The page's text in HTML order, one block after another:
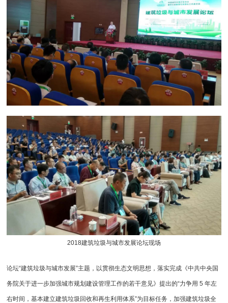
2018建筑垃圾与城市发展论坛现场
论坛“建筑垃圾与城市发展”主题，以贯彻生态文明思想，落实完成《中共中央国
务院关于进一步加强城市规划建设管理工作的若干意见》提出的“力争用 5 年左
右时间，基本建立建筑垃圾回收和再生利用体系”为目标任务，加强建筑垃圾全